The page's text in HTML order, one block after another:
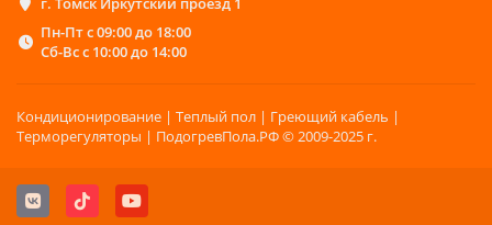
Пн-Пт с 09:00 до 18:00
Сб-Вс с 10:00 до 14:00
Кондиционирование | Теплый пол | Греющий кабель |
Терморегуляторы | ПодогревПола.РФ © 2009-2025 г.